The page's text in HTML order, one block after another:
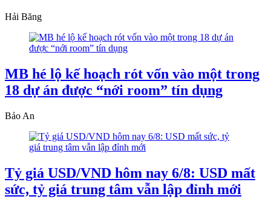
Hải Băng
MB hé lộ kế hoạch rót vốn vào một trong
18 dự án được “nới room” tín dụng
Bảo An
Tỷ giá USD/VND hôm nay 6/8: USD mất
sức, tỷ giá trung tâm vẫn lập đỉnh mới